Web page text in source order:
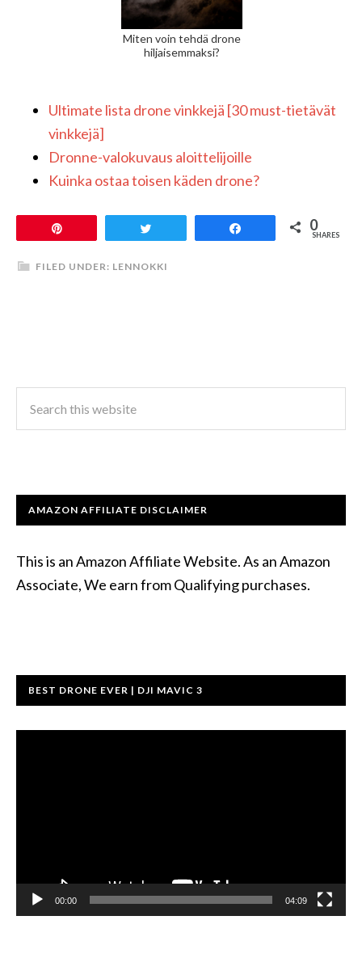
Miten voin tehdä drone
hiljaisemmaksi?
Ultimate lista drone vinkkejä [30 must-tietävät
vinkkejä]
Dronne-valokuvaus aloittelijoille
Kuinka ostaa toisen käden drone?
0
SHARES
FILED UNDER: LENNOKKI
AMAZON AFFILIATE DISCLAIMER
This is an Amazon Affiliate Website. As an Amazon
Associate, We earn from Qualifying purchases.
BEST DRONE EVER | DJI MAVIC 3
00:00 04:09